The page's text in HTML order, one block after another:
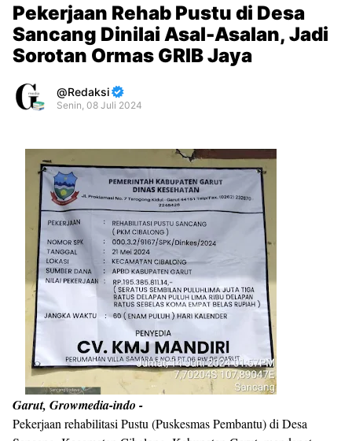
Pekerjaan Rehab Pustu di Desa
Sancang Dinilai Asal-Asalan, Jadi
Sorotan Ormas GRIB Jaya
Redaksi
Senin, 08 Juli 2024
By
Raushan
Design
Shroff
Templates
Garut, Growmedia-indo -
Pekerjaan rehabilitasi Pustu (Puskesmas Pembantu) di Desa